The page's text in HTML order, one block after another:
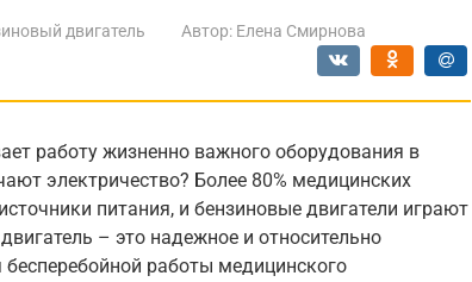
двигатель Автор: Елена Смирнова
работу жизненно важного оборудования в
электричество? Более 80% медицинских
питания, и бензиновые двигатели играют
– это надежное и относительно
работы медицинского